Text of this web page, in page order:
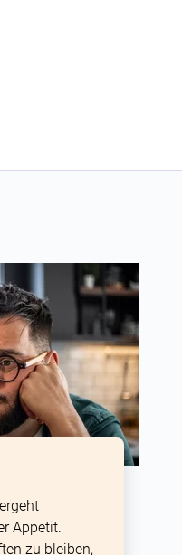
Appetit.
zu bleiben,